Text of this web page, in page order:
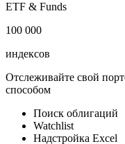
акций
183 824
ETF & Funds
100 000
Отслеживайте свой
способом